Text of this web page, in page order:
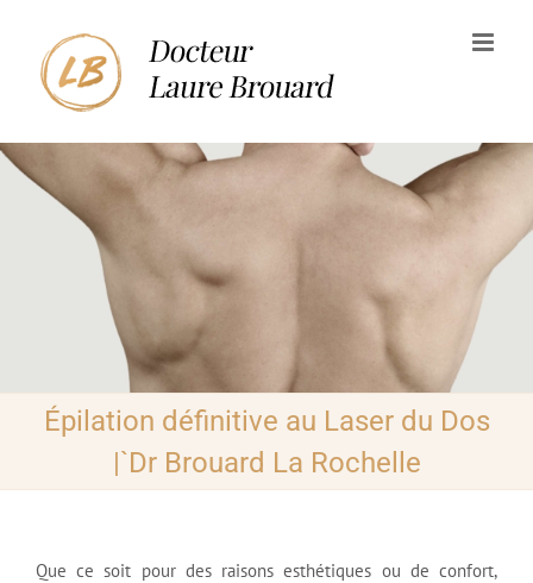
contenu
Épilation définitive au Laser du Dos
|`Dr Brouard La Rochelle
Que ce soit pour des raisons esthétiques ou de confort,